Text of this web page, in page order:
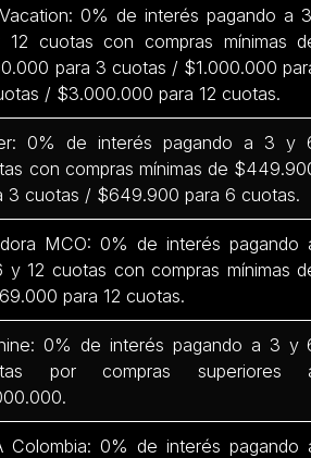
0% de interés pagando a
cuotas con compras mínimas
para 3 cuotas / $1.000.000
/ $3.000.000 para 12 cuotas.
0% de interés pagando a 3 y
con compras mínimas de
3 cuotas / $649.900 para 6 cuotas.
MCO: 0% de interés pagando
y 12 cuotas con compras mínimas
para 12 cuotas.
0% de interés pagando a 3 y
por compras superiores
Colombia: 0% de interés pagando